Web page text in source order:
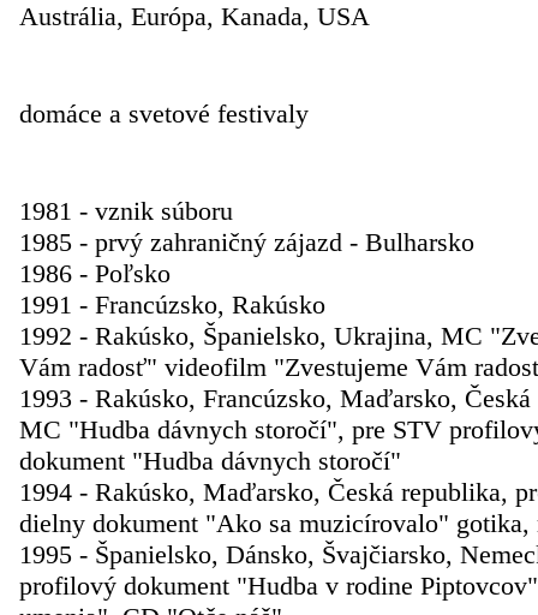
Austrália, Európa, Kanada, USA
domáce a svetové festivaly
1981 - vznik súboru
1985 - prvý zahraničný zájazd - Bulharsko
1986 - Poľsko
1991 - Francúzsko, Rakúsko
1992 - Rakúsko, Španielsko, Ukrajina, MC
Vám radosť" videofilm "Zvestujeme Vám
1993 - Rakúsko, Francúzsko, Maďarsko,
MC "Hudba dávnych storočí", pre STV
dokument "Hudba dávnych storočí"
1994 - Rakúsko, Maďarsko, Česká republika,
dielny dokument "Ako sa muzicírovalo" gotika,
1995 - Španielsko, Dánsko, Švajčiarsko,
profilový dokument "Hudba v rodine